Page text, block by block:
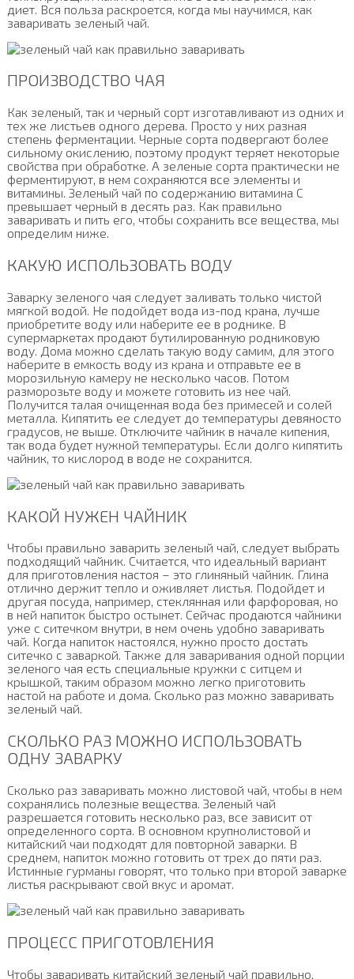
диет. Вся польза раскроется, когда мы научимся, как
заваривать зеленый чай.
ПРОИЗВОДСТВО ЧАЯ
Как зеленый, так и черный сорт изготавливают из одних и
тех же листьев одного дерева. Просто у них разная
степень ферментации. Черные сорта подвергают более
сильному окислению, поэтому продукт теряет некоторые
свойства при обработке. А зеленые сорта практически не
ферментируют, в нем сохраняются все элементы и
витамины. Зеленый чай по содержанию витамина С
превышает черный в десять раз. Как правильно
заваривать и пить его, чтобы сохранить все вещества, мы
определим ниже.
КАКУЮ ИСПОЛЬЗОВАТЬ ВОДУ
Заварку зеленого чая следует заливать только чистой
мягкой водой. Не подойдет вода из-под крана, лучше
приобретите воду или наберите ее в роднике. В
супермаркетах продают бутилированную родниковую
воду. Дома можно сделать такую воду самим, для этого
наберите в емкость воду из крана и отправьте ее в
морозильную камеру не несколько часов. Потом
разморозьте воду и можете готовить из нее чай.
Получится талая очищенная вода без примесей и солей
металла. Кипятить ее следует до температуры девяносто
градусов, не выше. Отключите чайник в начале кипения,
так вода будет нужной температуры. Если долго кипятить
чайник, то кислород в воде не сохранится.
КАКОЙ НУЖЕН ЧАЙНИК
Чтобы правильно заварить зеленый чай, следует выбрать
подходящий чайник. Считается, что идеальный вариант
для приготовления настоя – это глиняный чайник. Глина
отлично держит тепло и оживляет листья. Подойдет и
другая посуда, например, стеклянная или фарфоровая, но
в ней напиток быстро остынет. Сейчас продаются чайники
уже с ситечком внутри, в нем очень удобно заваривать
чай. Когда напиток настоялся, нужно просто достать
ситечко с заваркой. Также для заваривания одной порции
зеленого чая есть специальные кружки с ситцем и
крышкой, таким образом можно легко приготовить
настой на работе и дома. Сколько раз можно заваривать
зеленый чай.
СКОЛЬКО РАЗ МОЖНО ИСПОЛЬЗОВАТЬ
ОДНУ ЗАВАРКУ
Сколько раз заваривать можно листовой чай, чтобы в нем
сохранялись полезные вещества. Зеленый чай
разрешается готовить несколько раз, все зависит от
определенного сорта. В основном крупнолистовой и
китайский чаи подходят для повторной заварки. В
среднем, напиток можно готовить от трех до пяти раз.
Истинные гурманы говорят, что только при второй заварке
листья раскрывают свой вкус и аромат.
ПРОЦЕСС ПРИГОТОВЛЕНИЯ
Чтобы заваривать китайский зеленый чай правильно,